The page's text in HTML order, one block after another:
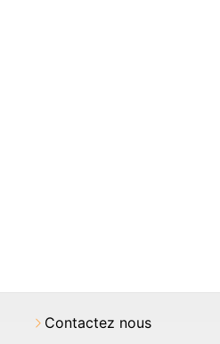
Contactez nous